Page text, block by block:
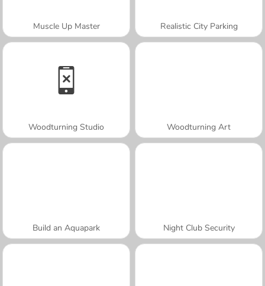
Muscle Up Master Realistic City Parking
Woodturning Studio Woodturning Art
Build an Aquapark Night Club Security